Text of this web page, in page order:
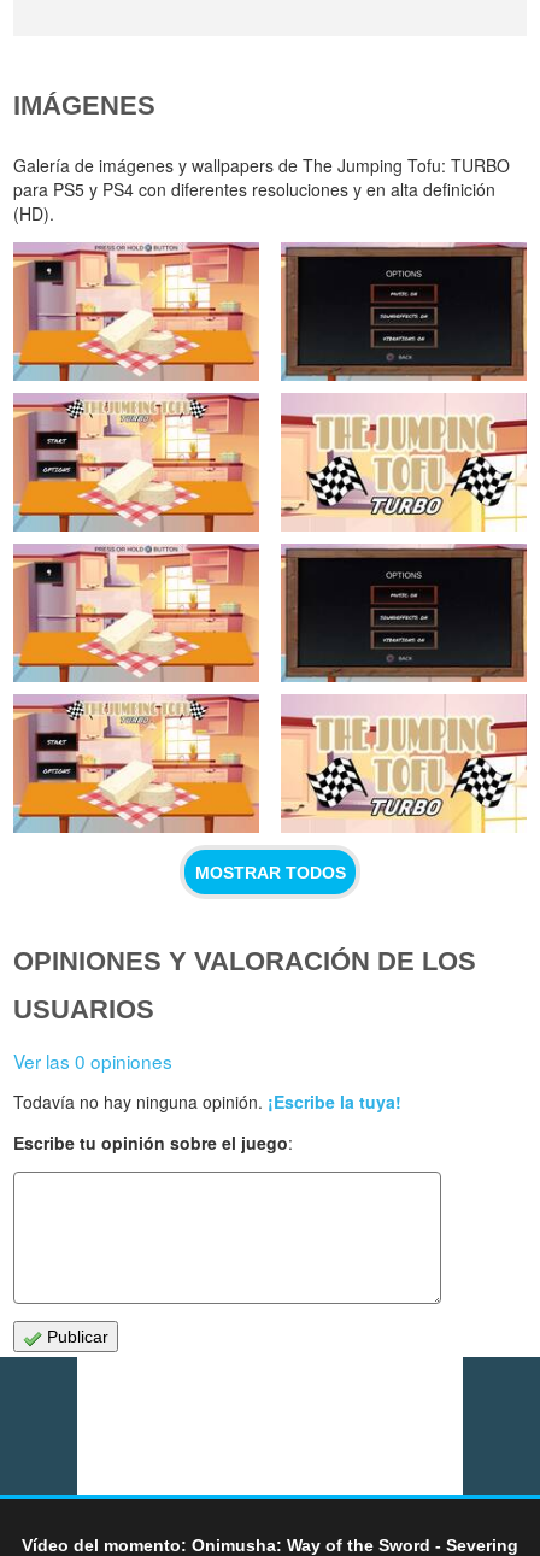
IMÁGENES
Galería de imágenes y wallpapers de The Jumping Tofu: TURBO
para PS5 y PS4 con diferentes resoluciones y en alta definición
(HD).
MOSTRAR TODOS
OPINIONES Y VALORACIÓN DE LOS
USUARIOS
Ver las 0 opiniones
Todavía no hay ninguna opinión. ¡Escribe la tuya!
Escribe tu opinión sobre el juego:
Publicar
Vídeo del momento: Onimusha: Way of the Sword - Severing